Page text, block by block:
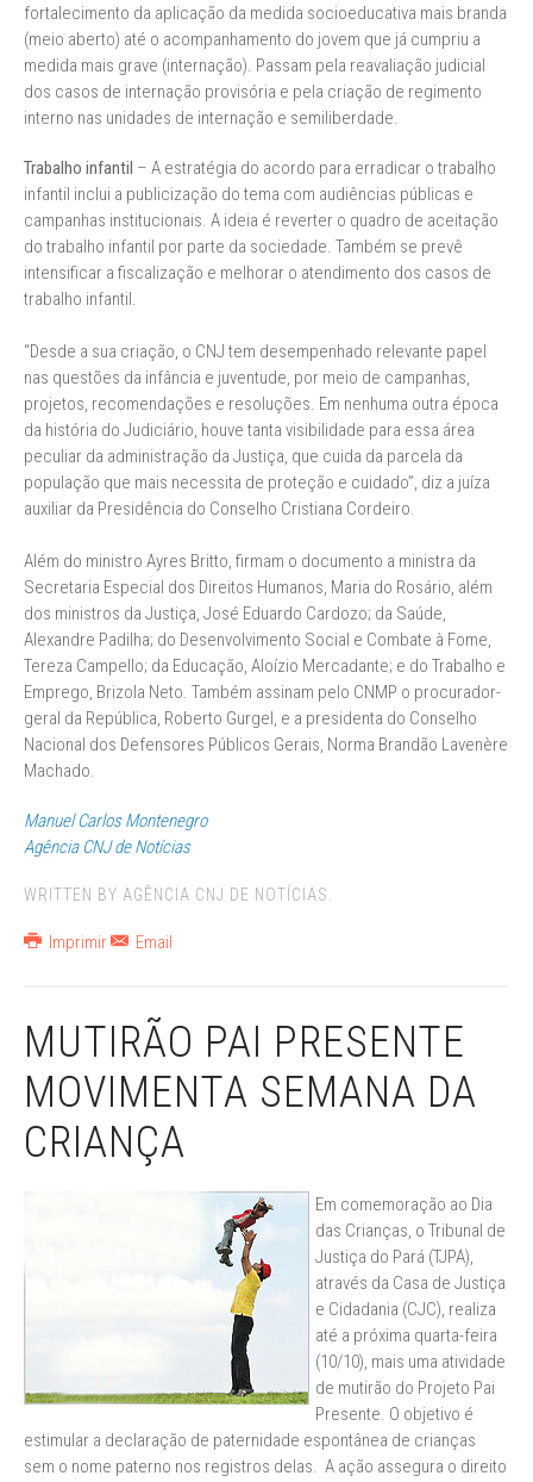
fortalecimento da aplicação da medida socioeducativa mais branda
(meio aberto) até o acompanhamento do jovem que já cumpriu a
medida mais grave (internação). Passam pela reavaliação judicial
dos casos de internação provisória e pela criação de regimento
interno nas unidades de internação e semiliberdade.
Trabalho infantil – A estratégia do acordo para erradicar o trabalho
infantil inclui a publicização do tema com audiências públicas e
campanhas institucionais. A ideia é reverter o quadro de aceitação
do trabalho infantil por parte da sociedade. Também se prevê
intensificar a fiscalização e melhorar o atendimento dos casos de
trabalho infantil.
“Desde a sua criação, o CNJ tem desempenhado relevante papel
nas questões da infância e juventude, por meio de campanhas,
projetos, recomendações e resoluções. Em nenhuma outra época
da história do Judiciário, houve tanta visibilidade para essa área
peculiar da administração da Justiça, que cuida da parcela da
população que mais necessita de proteção e cuidado”, diz a juíza
auxiliar da Presidência do Conselho Cristiana Cordeiro.
Além do ministro Ayres Britto, firmam o documento a ministra da
Secretaria Especial dos Direitos Humanos, Maria do Rosário, além
dos ministros da Justiça, José Eduardo Cardozo; da Saúde,
Alexandre Padilha; do Desenvolvimento Social e Combate à Fome,
Tereza Campello; da Educação, Aloízio Mercadante; e do Trabalho e
Emprego, Brizola Neto. Também assinam pelo CNMP o procurador-
geral da República, Roberto Gurgel, e a presidenta do Conselho
Nacional dos Defensores Públicos Gerais, Norma Brandão Lavenère
Machado.
Manuel Carlos Montenegro
Agência CNJ de Notícias
WRITTEN BY AGÊNCIA CNJ DE NOTÍCIAS.
Imprimir Email
MUTIRÃO PAI PRESENTE
MOVIMENTA SEMANA DA
CRIANÇA
Em comemoração ao Dia
das Crianças, o Tribunal de
Justiça do Pará (TJPA),
através da Casa de Justiça
e Cidadania (CJC), realiza
até a próxima quarta-feira
(10/10), mais uma atividade
de mutirão do Projeto Pai
Presente. O objetivo é
estimular a declaração de paternidade espontânea de crianças
sem o nome paterno nos registros delas. A ação assegura o direito